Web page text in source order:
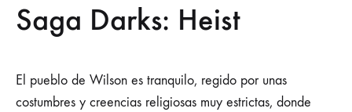
Saga Darks: Heist
El pueblo de Wilson es tranquilo, regido por unas
costumbres y creencias religiosas muy estrictas, donde